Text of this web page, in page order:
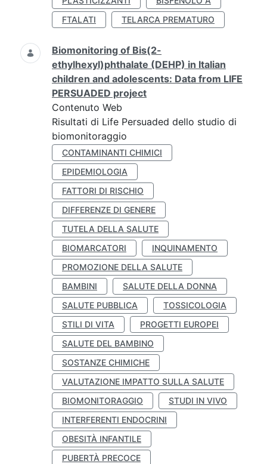
FTALATI
TELARCA PREMATURO
Biomonitoring of Bis(2-
ethylhexyl)phthalate (DEHP) in Italian
children and adolescents: Data from LIFE
PERSUADED project
Contenuto Web
Risultati di Life Persuaded dello studio di
biomonitoraggio
CONTAMINANTI CHIMICI
EPIDEMIOLOGIA
FATTORI DI RISCHIO
DIFFERENZE DI GENERE
TUTELA DELLA SALUTE
BIOMARCATORI
INQUINAMENTO
PROMOZIONE DELLA SALUTE
BAMBINI
SALUTE DELLA DONNA
SALUTE PUBBLICA
TOSSICOLOGIA
STILI DI VITA
PROGETTI EUROPEI
SALUTE DEL BAMBINO
SOSTANZE CHIMICHE
VALUTAZIONE IMPATTO SULLA SALUTE
BIOMONITORAGGIO
STUDI IN VIVO
INTERFERENTI ENDOCRINI
OBESITÀ INFANTILE
PUBERTÀ PRECOCE